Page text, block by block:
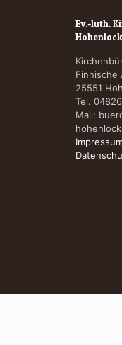
Ev.-luth.
Finnische
25551
Tel.
Mail: